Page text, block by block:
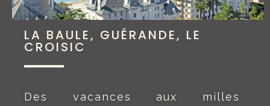
LA BAULE, GUÉRANDE, LE
CROISIC
Des vacances aux milles